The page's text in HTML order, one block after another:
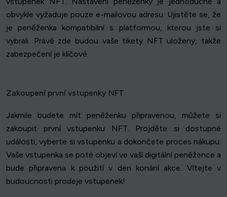
obvykle vyžaduje pouze e-mailovou adresu. Ujistěte se, že
je peněženka kompatibilní s platformou, kterou jste si
vybrali. Právě zde budou vaše tikety NFT uloženy, takže
zabezpečení je klíčové.
Zakoupení první vstupenky NFT
Jakmile budete mít peněženku připravenou, můžete si
zakoupit první vstupenku NFT. Projděte si dostupné
události, vyberte si vstupenku a dokončete proces nákupu.
Vaše vstupenka se poté objeví ve vaší digitální peněžence a
bude připravena k použití v den konání akce. Vítejte v
budoucnosti prodeje vstupenek!